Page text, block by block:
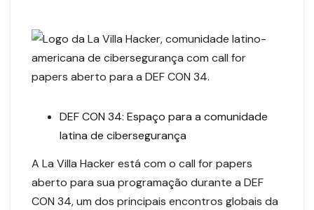
DEF CON 34: Espaço para a comunidade
latina de cibersegurança
A La Villa Hacker está com o call for papers
aberto para sua programação durante a DEF
CON 34, um dos principais encontros globais da